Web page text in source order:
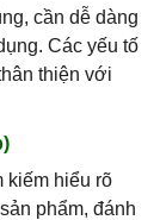
cần dễ dàng
Các yếu tố
thiện với
kiếm hiểu rõ
phẩm, đánh